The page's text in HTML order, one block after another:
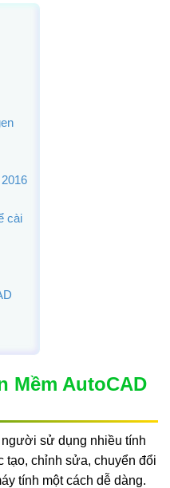
cài
Mềm AutoCAD
người sử dụng nhiều tính
tạo, chỉnh sửa, chuyển đổi
tính một cách dễ dàng.